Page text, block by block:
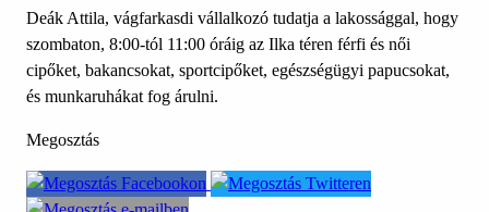
Deák Attila, vágfarkasdi vállalkozó tudatja a lakossággal, hogy
szombaton, 8:00-tól 11:00 óráig az Ilka téren férfi és női
cipőket, bakancsokat, sportcipőket, egészségügyi papucsokat,
és munkaruhákat fog árulni.
Megosztás